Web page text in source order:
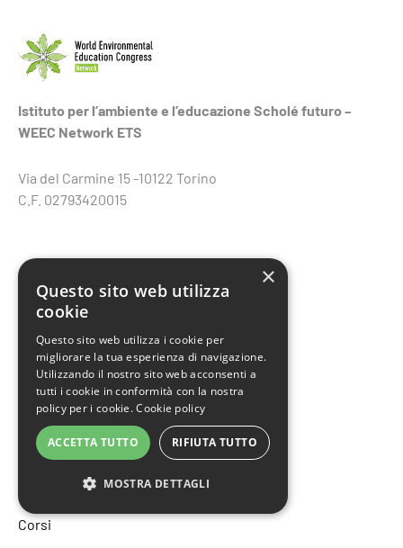
Istituto per l’ambiente e l’educazione Scholé futuro –
WEEC Network ETS
Via del Carmine 15 -10122 Torino
C.F. 02793420015
Contatti
eco@educazionesostenibile.it
Tel: 011 4366522
Cel: 392 614 3113 (anche WhatsApp)
Home
Corsi
×
Questo sito web utilizza
cookie
Questo sito web utilizza i cookie per
migliorare la tua esperienza di navigazione.
Utilizzando il nostro sito web acconsenti a
tutti i cookie in conformità con la nostra
policy per i cookie.Cookie policy
ACCETTA TUTTO RIFIUTA TUTTO
MOSTRA DETTAGLI